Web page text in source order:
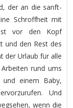
der an die sanft-
Schroffheit mit
ist vor den Kopf
und den Rest des
der Urlaub für alle
rund ums
einem Baby,
Und
wenn die